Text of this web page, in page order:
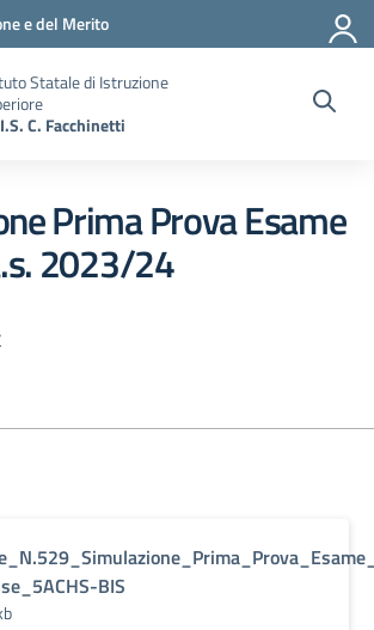
e del Merito
Statale di Istruzione
C. Facchinetti
Prima Prova Esame
2023/24
BIS